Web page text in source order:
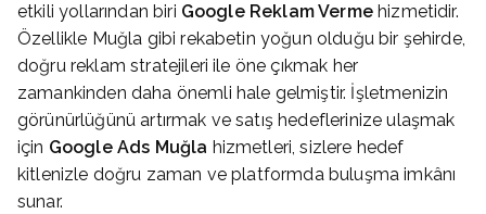
etkili yollarından biri Google Reklam Vermehizmetidir.
Özellikle Muğla gibi rekabetin yoğun olduğu bir şehirde,
doğru reklam stratejileri ile öne çıkmak her
zamankinden daha önemli hale gelmiştir. İşletmenizin
görünürlüğünü artırmak ve satış hedeflerinize ulaşmak
için Google Ads Muğla hizmetleri, sizlere hedef
kitlenizle doğru zaman ve platformda buluşma imkânı
sunar.